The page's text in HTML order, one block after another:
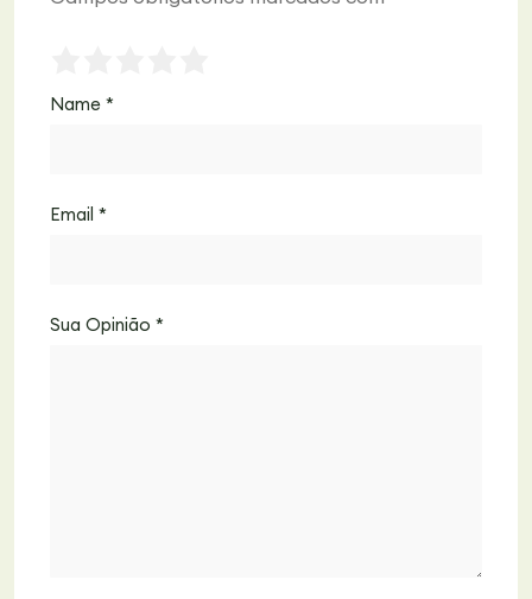
Name *
Email *
Sua Opinião *